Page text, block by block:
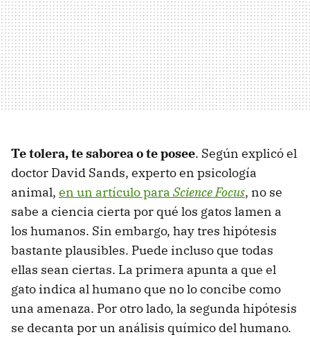
Te tolera, te saborea o te posee. Según explicó el
doctor David Sands, experto en psicología
animal, en un artículo para Science Focus, no se
sabe a ciencia cierta por qué los gatos lamen a
los humanos. Sin embargo, hay tres hipótesis
bastante plausibles. Puede incluso que todas
ellas sean ciertas. La primera apunta a que el
gato indica al humano que no lo concibe como
una amenaza. Por otro lado, la segunda hipótesis
se decanta por un análisis químico del humano.